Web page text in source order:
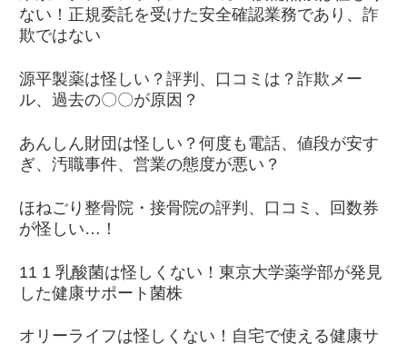
ない！正規委託を受けた安全確認業務であり、詐
欺ではない
源平製薬は怪しい？評判、口コミは？詐欺メー
ル、過去の〇〇が原因？
あんしん財団は怪しい？何度も電話、値段が安す
ぎ、汚職事件、営業の態度が悪い？
ほねごり整骨院・接骨院の評判、口コミ、回数券
が怪しい…！
11 1 乳酸菌は怪しくない！東京大学薬学部が発見
した健康サポート菌株
オリーライフは怪しくない！自宅で使える健康サ